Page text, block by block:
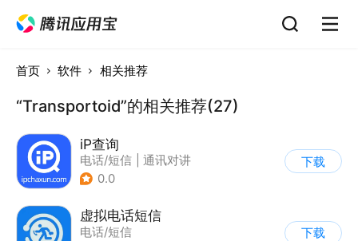
首页 软件 相关推荐
“Transportoid”的相关推荐(27)
iP查询
电话/短信
通讯对讲
0.0
下载
虚拟电话短信
电话/短信
下载